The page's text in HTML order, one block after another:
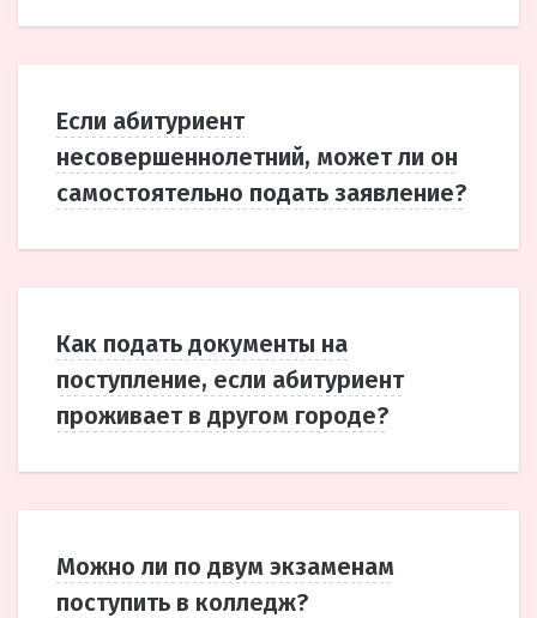
Если абитуриент
несовершеннолетний, может ли он
самостоятельно подать заявление?
Как подать документы на
поступление, если абитуриент
проживает в другом городе?
Можно ли по двум экзаменам
поступить в колледж?